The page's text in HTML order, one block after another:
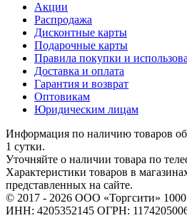
Акции
Распродажа
Дисконтные карты
Подарочные карты
Правила покупки и
Доставка и оплата
Гарантия и возврат
Оптовикам
Юридическим лицам
Информация по наличию товаров
1 сутки.
Уточняйте о наличии товара по
Характеристики товаров в
представленных на сайте.
© 2017 - 2026 ООО «Торгсити»
ИНН: 4205352145 ОГРН: